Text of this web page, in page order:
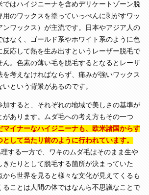
ではハイジニーナを含めデリケートゾーン脱
のワックスを塗っていっぺんに剥がすワッ
ンワックス）が主流です。日本やアジア人の
はなく、ゴールド系やホワイト系のように色
反応して熱を生み出すというレーザー脱毛で
ん。色素の薄い毛を脱毛するとなるとレーザ
を考えなければならず、痛みが強いワックス
という背景があるのです。
加すると、それぞれの地域で美しさの基準が
があります。ムダ毛への考え方もその一つ
マイナーなハイジニーナも、欧米諸国からす
して当たり前のように行われています。
する一方で、ワキのムダ毛はそのまま生や
きたりとして脱毛する箇所が決まっていた
から世界を見ると様々な文化が見えてくるも
ることは人間の体ではなんら不思議なことで